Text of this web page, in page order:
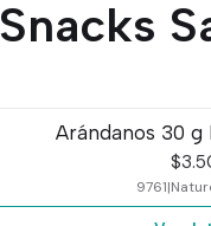
Snacks
Arándanos 30
9761|